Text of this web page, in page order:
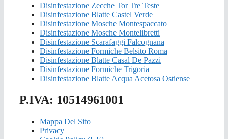
Disinfestazione Zecche Tor Tre Teste
Disinfestazione Blatte Castel Verde
Disinfestazione Mosche Montespaccato
Disinfestazione Mosche Montelibretti
Disinfestazione Scarafaggi Falcognana
Disinfestazione Formiche Belsito Roma
Disinfestazione Blatte Casal De Pazzi
Disinfestazione Formiche Trigoria
Disinfestazione Blatte Acqua Acetosa Ostiense
P.IVA: 10514961001
Mappa Del Sito
Privacy